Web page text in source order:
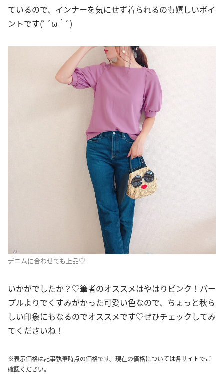
ているので、インナーを気にせず着られるのも嬉しいポイ
ントです(ﾟ´ω｀ﾟ)
デニムに合わせても上品♡
いかがでしたか？♡筆者のオススメはやはりピンク！パー
プルよりでくすみがかった可愛い色なので、ちょっと秋ら
しい印象にもなるのでオススメです♡ぜひチェックしてみ
てくださいね！
※表示価格は記事執筆時点の価格です。現在の価格については各サイトでご
確認ください。